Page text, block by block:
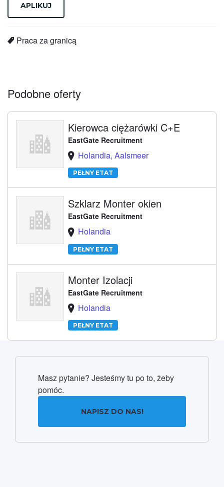
Praca za granicą
Podobne oferty
Kierowca ciężarówki C+E
EastGate Recruitment
Holandia, Aalsmeer
PEŁNY ETAT
Szklarz Monter okien
EastGate Recruitment
Holandia
PEŁNY ETAT
Monter Izolacji
EastGate Recruitment
Holandia
PEŁNY ETAT
Masz pytanie? Jesteśmy tu po to, żeby
pomóc.
NAPISZ DO NAS!